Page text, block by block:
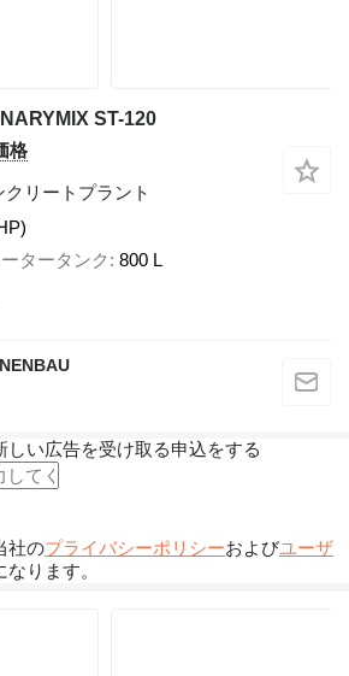
ST-120
格
リートプラント
タータンク 800 L
しい広告を受け取る申込をする
社のプライバシーポリシーおよびユーザ
ります。